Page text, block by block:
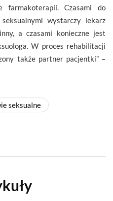
farmakoterapii. Czasami do
wystarczy lekarz
a czasami konieczne jest
W proces rehabilitacji
także partner pacjentki” –
seksualne